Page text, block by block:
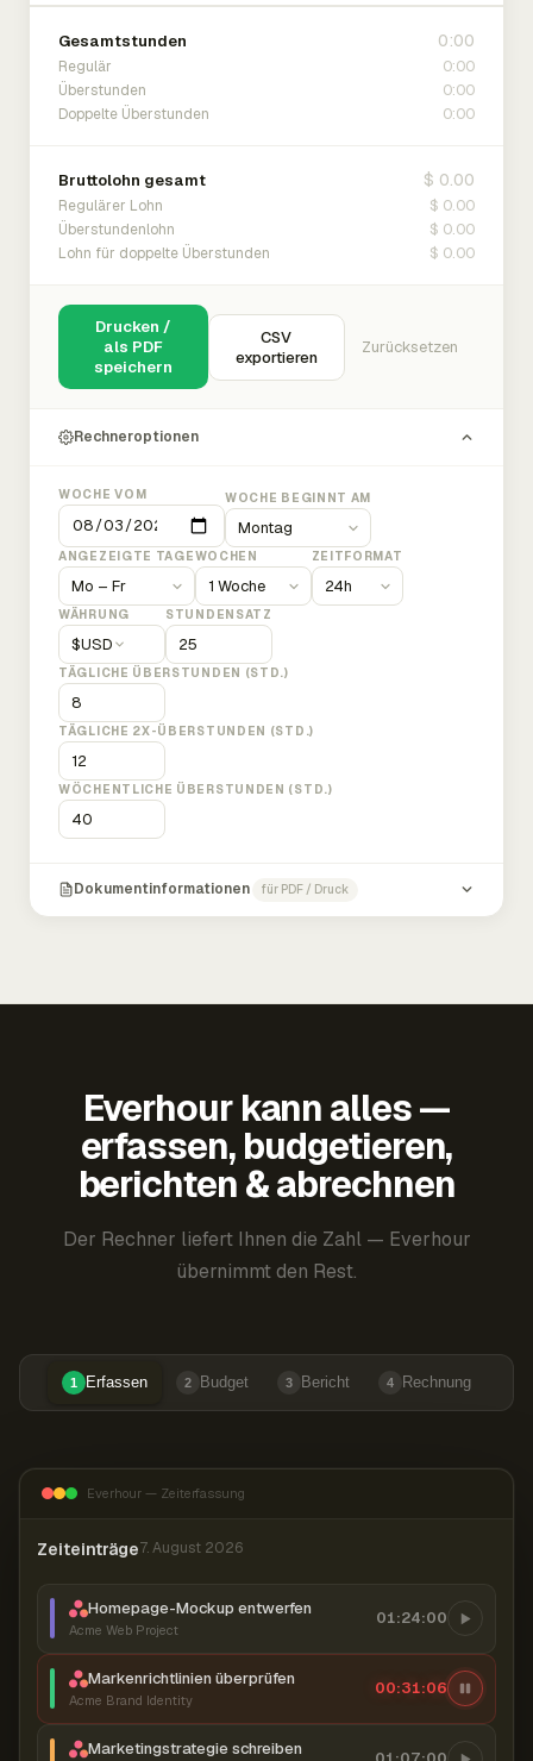
Gesamtstunden 0:00
Regulär 0:00
Überstunden 0:00
Doppelte Überstunden 0:00
Bruttolohn gesamt $ 0.00
Regulärer Lohn $ 0.00
Überstundenlohn $ 0.00
Lohn für doppelte Überstunden $ 0.00
Drucken /
als PDF
speichern
CSV
exportieren
Zurücksetzen
Rechneroptionen
WOCHE VOM WOCHE BEGINNT AM
ANGEZEIGTE TAGEWOCHEN ZEITFORMAT
WÄHRUNG
$USD
STUNDENSATZ
TÄGLICHE ÜBERSTUNDEN (STD.)
TÄGLICHE 2X-ÜBERSTUNDEN (STD.)
WÖCHENTLICHE ÜBERSTUNDEN (STD.)
Dokumentinformationen für PDF / Druck
Everhour kann alles —
erfassen, budgetieren,
berichten & abrechnen
Der Rechner liefert Ihnen die Zahl — Everhour
übernimmt den Rest.
1 Erfassen 2 Budget 3 Bericht 4 Rechnung
Everhour — Zeiterfassung
Zeiteinträge7. August 2026
Homepage-Mockup entwerfen
Acme Web Project
01:24:00
Markenrichtlinien überprüfen
Acme Brand Identity
00:31:07
Marketingstrategie schreiben